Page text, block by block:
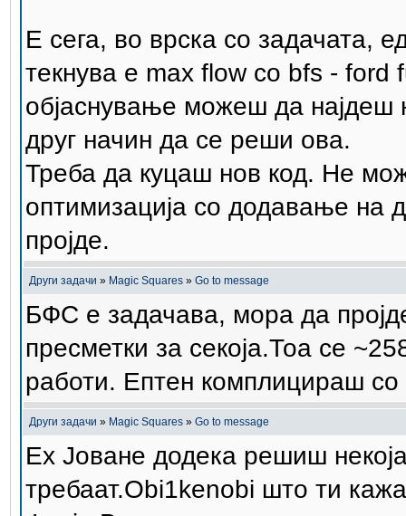
Е сега, во врска со задачата,
текнува е max flow со bfs - ford
објаснување можеш да најдеш
друг начин да се реши ова.
Треба да куцаш нов код. Не
оптимизација со додавање на
пројде.
Други задачи » Magic Squares » Go to message
БФС е задачава, мора да
пресметки за секоја.Тоа се
работи. Ептен комплицираш со
Други задачи » Magic Squares » Go to message
Ех Јоване додека решиш
требаат.Obi1kenobi што ти